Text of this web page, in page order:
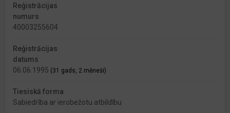
Reģistrācijas
numurs
40003255604
Reģistrācijas
datums
06.06.1995 (31 gads, 2 mēneši)
Tiesiskā forma
Sabiedrība ar ierobežotu atbildību